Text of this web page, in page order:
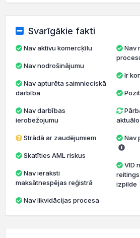
Svarīgākie fakti
Nav aktīvu komercķīlu
Nav nodrošinājumu
darbība
ierobežojumu
Strādā ar zaudējumiem
Skatīties AML riskus
maksātnespējas reģistrā
Nav likvidācijas procesa
Nav reorganizācijas
Ir
Nav
VID
izpilde